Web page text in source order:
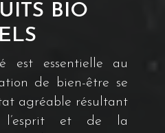
BIO
est essentielle au
de bien-être se
agréable résultant
et de la